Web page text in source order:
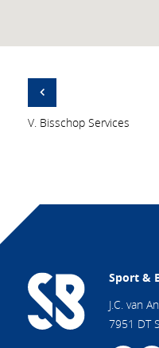
V. Bisschop Services
Sport &
J.C. van
7951 DT